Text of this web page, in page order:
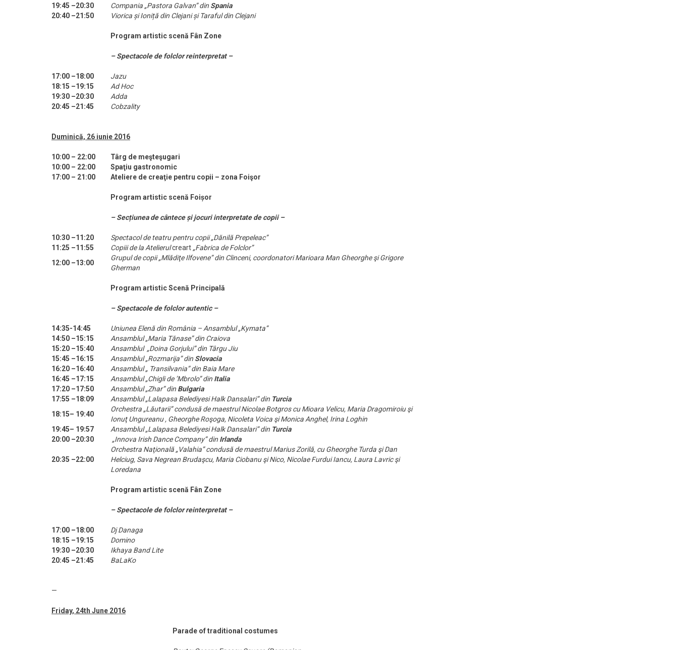
19:45 –20:30
Compania „Pastora Galvan” din Spania
20:40 –21:50
Viorica și Ioniță din Clejani și Taraful din Clejani
Program artistic scenă Fân Zone
– Spectacole de folclor reinterpretat –
17:00 –18:00
Jazu
18:15 –19:15
Ad Hoc
19:30 –20:30
Adda
20:45 –21:45
Cobzality
Duminică, 26 iunie 2016
10:00 – 22:00
Târg de meşteşugari
10:00 – 22:00
Spaţiu gastronomic
17:00 – 21:00
Ateliere de creaţie pentru copii – zona Foişor
Program artistic scenă Foișor
– Secțiunea de cântece și jocuri interpretate de copii –
10:30 –11:20
Spectacol de teatru pentru copii „Dănilă Prepeleac”
11:25 –11:55
Copiii de la Atelierulcreart „Fabrica de Folclor”
12:00 –13:00
Grupul de copii „Mlădiţe Ilfovene” din Clinceni, coordonatori Marioara Man Gheorghe şi Grigore
Gherman
Program artistic Scenă Principală
– Spectacole de folclor autentic –
14:35-14:45 Uniunea Elenă din România –Ansamblul „Kymata”
14:50 –15:15
Ansamblul „Maria Tănase” din Craiova
15:20 –15:40
Ansamblul „Doina Gorjului” din Târgu Jiu
15:45 –16:15
Ansamblul „Rozmarija” din Slovacia
16:20 –16:40
Ansamblul „ Transilvania” din Baia Mare
16:45 –17:15
Ansamblul „Chigli de ’Mbrolo” din Italia
17:20 –17:50
Ansamblul „Zhar” din Bulgaria
17:55 –18:09
Ansamblul „Lalapasa Belediyesi Halk Dansalari” din Turcia
18:15– 19:40
Orchestra „Lăutarii” condusă de maestrul Nicolae Botgros cu Mioara Velicu, Maria Dragomiroiu şi
Ionuţ Ungureanu , Gheorghe Roşoga, Nicoleta Voica şi Monica Anghel, Irina Loghin
19:45– 19:57
Ansamblul „Lalapasa Belediyesi Halk Dansalari” din Turcia
20:00 –20:30
„Innova Irish Dance Company” din Irlanda
20:35 –22:00
Orchestra Naţională „Valahia” condusă de maestrul Marius Zorilă, cu Gheorghe Turda şi Dan
Helciug, Sava Negrean Brudaşcu, Maria Ciobanu şi Nico, Nicolae Furdui Iancu, Laura Lavric şi
Loredana
Program artistic scenă Fân Zone
– Spectacole de folclor reinterpretat –
17:00 –18:00
Dj Danaga
18:15 –19:15
Domino
19:30 –20:30
Ikhaya Band Lite
20:45 –21:45
BaLaKo
—
Friday, 24th June 2016
Parade of traditional costumes